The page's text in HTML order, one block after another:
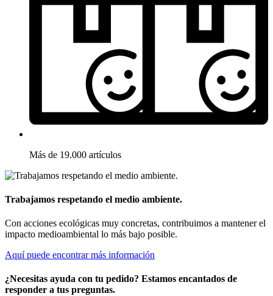
Más de 19.000 artículos
Trabajamos respetando el medio ambiente.
Con acciones ecológicas muy concretas, contribuimos a mantener el
impacto medioambiental lo más bajo posible.
Aquí puede encontrar más información
¿Necesitas ayuda con tu pedido? Estamos encantados de
responder a tus preguntas.